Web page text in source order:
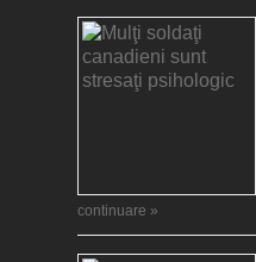
continuare »